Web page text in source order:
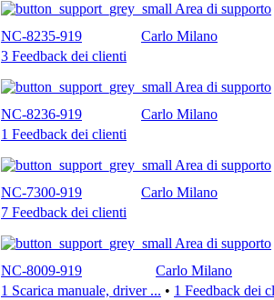
Area di supporto
NC-8235-919
Carlo Milano
3 Feedback dei clienti
Area di supporto
NC-8236-919
Carlo Milano
1 Feedback dei clienti
Area di supporto
NC-7300-919
Carlo Milano
7 Feedback dei clienti
Area di supporto
NC-8009-919
Carlo Milano
1 Scarica manuale, driver ... • 1 Feedback dei